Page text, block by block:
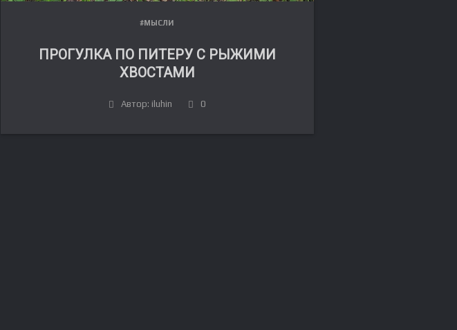
#МЫСЛИ
ПРОГУЛКА ПО ПИТЕРУ С РЫЖИМИ
ХВОСТАМИ
Автор: iluhin 0